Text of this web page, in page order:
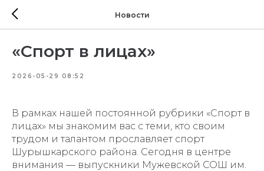
Новости
«Спорт в лицах»
2026-05-29 08:52
В рамках нашей постоянной рубрики «Спорт в
лицах» мы знакомим вас с теми, кто своим
трудом и талантом прославляет спорт
Шурышкарского района. Сегодня в центре
внимания — выпускники Мужевской СОШ им.